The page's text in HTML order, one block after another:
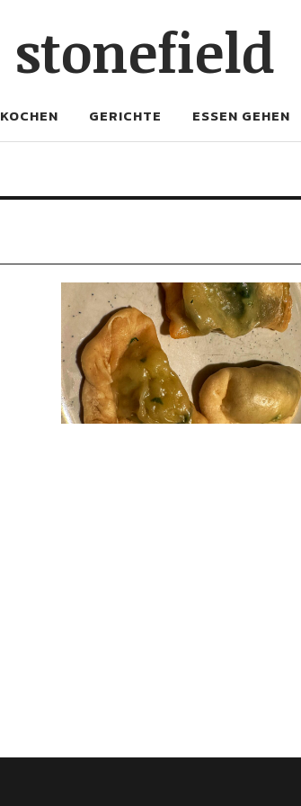
stonefield
KOCHEN GERICHTE ESSEN GEHEN